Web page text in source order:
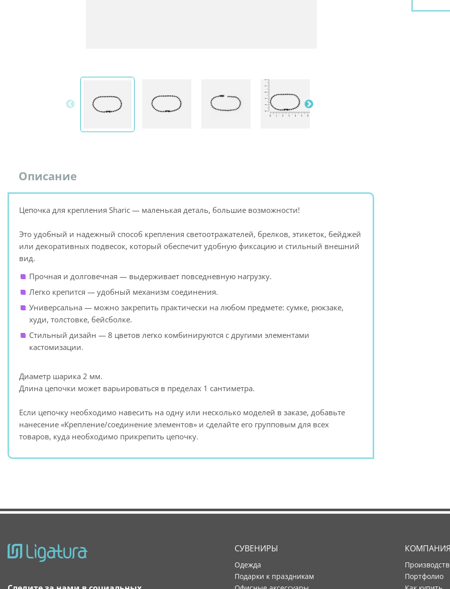
Описание
Цепочка для крепления Sharic — маленькая деталь, большие возможности!
Это удобный и надежный способ крепления светоотражателей, брелков, этикеток, бейджей
или декоративных подвесок, который обеспечит удобную фиксацию и стильный внешний
вид.
Прочная и долговечная — выдерживает повседневную нагрузку.
Легко крепится — удобный механизм соединения.
Универсальна — можно закрепить практически на любом предмете: сумке, рюкзаке,
худи, толстовке, бейсболке.
Стильный дизайн — 8 цветов легко комбинируются с другими элементами
кастомизации.
Диаметр шарика 2 мм.
Длина цепочки может варьироваться в пределах 1 сантиметра.
Если цепочку необходимо навесить на одну или несколько моделей в заказе, добавьте
нанесение «Крепление/соединение элементов» и сделайте его групповым для всех
товаров, куда необходимо прикрепить цепочку.
СУВЕНИРЫ
Одежда
Подарки к праздникам
портфолио